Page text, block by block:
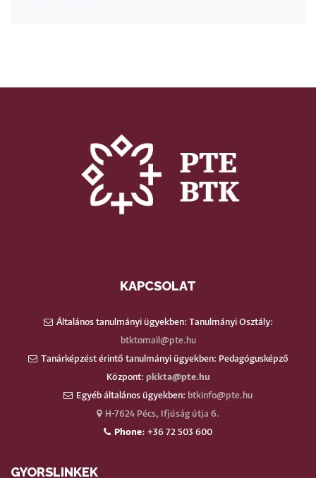
KAPCSOLAT
Általános tanulmányi ügyekben: Tanulmányi Osztály:
btktomail@pte.hu
Tanárképzést érintő tanulmányi ügyekben: Pedagógusképző
Központ: pkkta@pte.hu
Egyéb általános ügyekben: btkinfo@pte.hu
H-7624 Pécs, Ifjúság útja 6.
Phone: +36 72 503 600
GYORSLINKEK